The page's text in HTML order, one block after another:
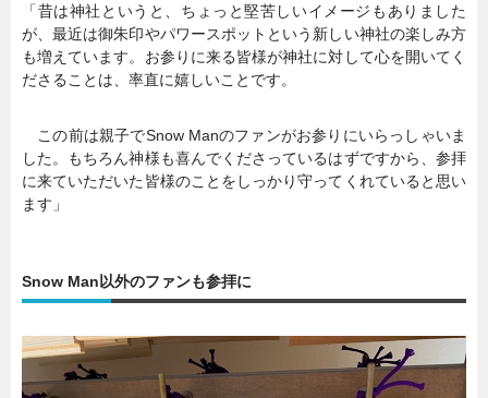
「昔は神社というと、ちょっと堅苦しいイメージもありました
が、最近は御朱印やパワースポットという新しい神社の楽しみ方
も増えています。お参りに来る皆様が神社に対して心を開いてく
ださることは、率直に嬉しいことです。
この前は親子でSnow Manのファンがお参りにいらっしゃいま
した。もちろん神様も喜んでくださっているはずですから、参拝
に来ていただいた皆様のことをしっかり守ってくれていると思い
ます」
Snow Man以外のファンも参拝に